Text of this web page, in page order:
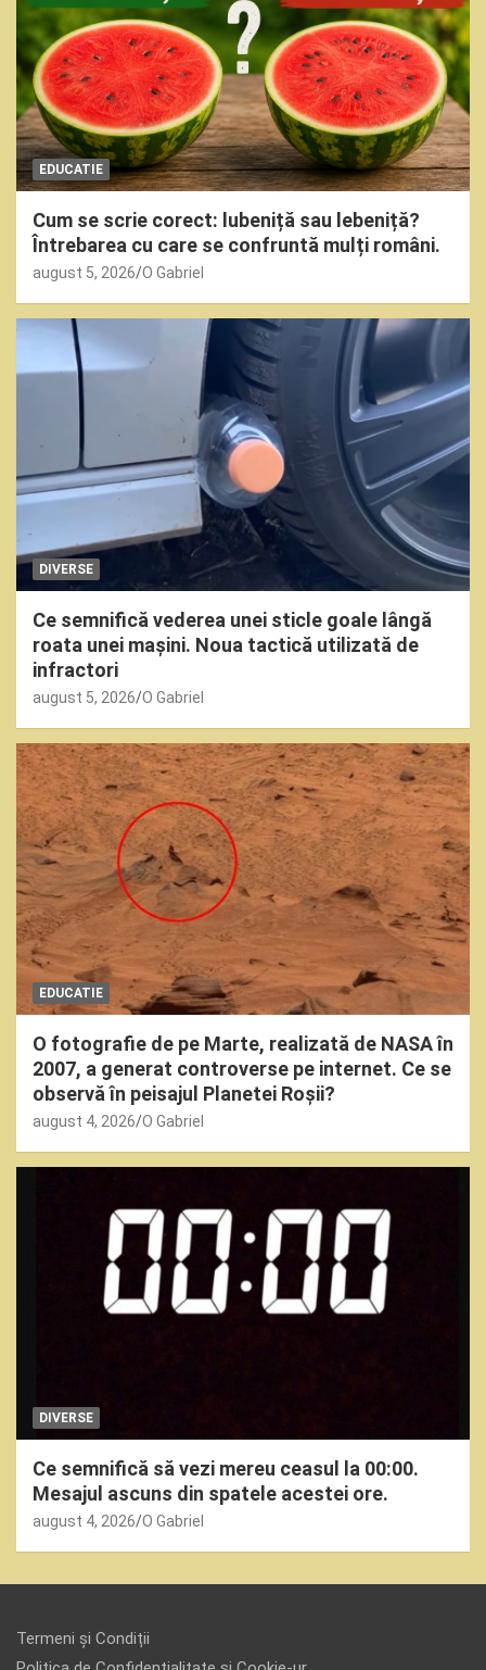
EDUCATIE
Cum se scrie corect: lubeniță sau lebeniță?
Întrebarea cu care se confruntă mulți români.
august 5, 2026 O Gabriel
DIVERSE
Ce semnifică vederea unei sticle goale lângă
roata unei mașini. Noua tactică utilizată de
infractori
august 5, 2026 O Gabriel
EDUCATIE
O fotografie de pe Marte, realizată de NASA în
2007, a generat controverse pe internet. Ce se
observă în peisajul Planetei Roșii?
august 4, 2026 O Gabriel
DIVERSE
Ce semnifică să vezi mereu ceasul la 00:00.
Mesajul ascuns din spatele acestei ore.
august 4, 2026 O Gabriel
Termeni și Condiții